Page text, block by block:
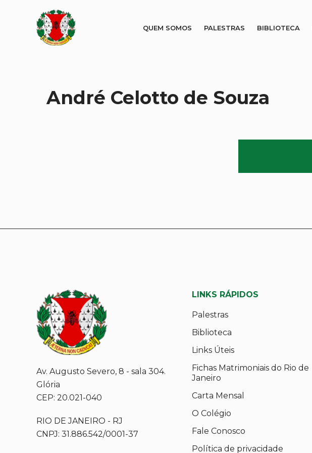
QUEM SOMOS PALESTRAS BIBLIOTECA
André Celotto de Souza
Av. Augusto Severo, 8 - sala 304.
Glória
CEP: 20.021-040
RIO DE JANEIRO - RJ
CNPJ: 31.886.542/0001-37
LINKS RÁPIDOS
Palestras
Biblioteca
Links Úteis
Fichas Matrimoniais do Rio de
Janeiro
Carta Mensal
O Colégio
Fale Conosco
Política de privacidade